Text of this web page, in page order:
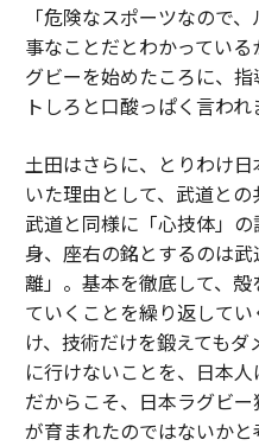
「危険なスポーツなので
事なことだとわかってい
グビーを始めたころに、
トしろと口酸っぱく言われ
土田はさらに、とりわけ
いた理由として、武道と
武道と同様に「心技体」
身、座右の銘とするのは
離」。基本を徹底して、
ていくことを繰り返して
け、技術だけを鍛えても
に行けないことを、日本人
だからこそ、日本ラグビ
が育まれたのではないかと